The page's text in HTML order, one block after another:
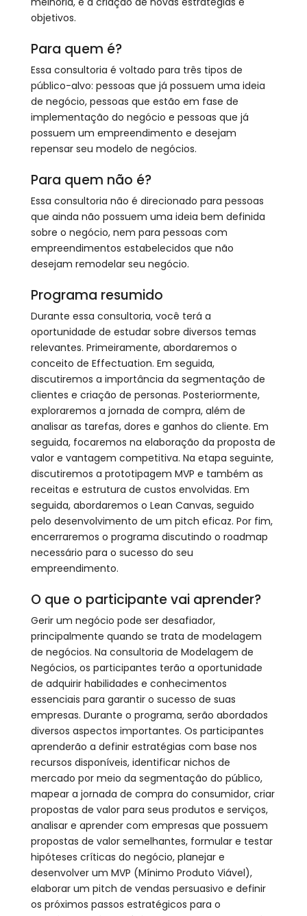
objetivos.
Para quem é?
Essa consultoria é voltado para três tipos de
público-alvo: pessoas que já possuem uma ideia
de negócio, pessoas que estão em fase de
implementação do negócio e pessoas que já
possuem um empreendimento e desejam
repensar seu modelo de negócios.
Para quem não é?
Essa consultoria não é direcionado para pessoas
que ainda não possuem uma ideia bem definida
sobre o negócio, nem para pessoas com
empreendimentos estabelecidos que não
desejam remodelar seu negócio.
Programa resumido
Durante essa consultoria, você terá a
oportunidade de estudar sobre diversos temas
relevantes. Primeiramente, abordaremos o
conceito de Effectuation. Em seguida,
discutiremos a importância da segmentação de
clientes e criação de personas. Posteriormente,
exploraremos a jornada de compra, além de
analisar as tarefas, dores e ganhos do cliente. Em
seguida, focaremos na elaboração da proposta de
valor e vantagem competitiva. Na etapa seguinte,
discutiremos a prototipagem MVP e também as
receitas e estrutura de custos envolvidas. Em
seguida, abordaremos o Lean Canvas, seguido
pelo desenvolvimento de um pitch eficaz. Por fim,
encerraremos o programa discutindo o roadmap
necessário para o sucesso do seu
empreendimento.
O que o participante vai aprender?
Gerir um negócio pode ser desafiador,
principalmente quando se trata de modelagem
de negócios. Na consultoria de Modelagem de
Negócios, os participantes terão a oportunidade
de adquirir habilidades e conhecimentos
essenciais para garantir o sucesso de suas
empresas. Durante o programa, serão abordados
diversos aspectos importantes. Os participantes
aprenderão a definir estratégias com base nos
recursos disponíveis, identificar nichos de
mercado por meio da segmentação do público,
mapear a jornada de compra do consumidor, criar
propostas de valor para seus produtos e serviços,
analisar e aprender com empresas que possuem
propostas de valor semelhantes, formular e testar
hipóteses críticas do negócio, planejar e
desenvolver um MVP (Mínimo Produto Viável),
elaborar um pitch de vendas persuasivo e definir
os próximos passos estratégicos para o